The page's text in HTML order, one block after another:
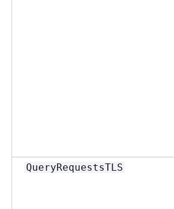
QueryRequestsTLS